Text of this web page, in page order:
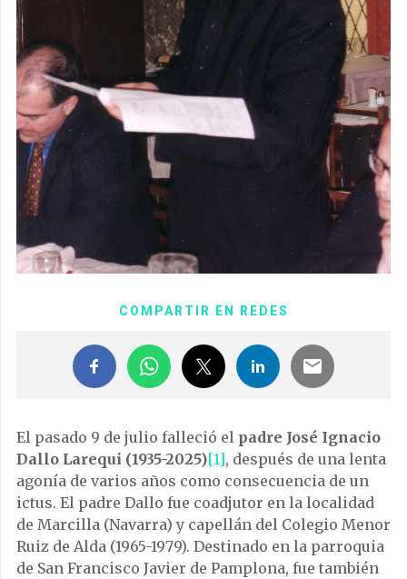
COMPARTIR EN REDES
El pasado 9 de julio falleció el padre José Ignacio
Dallo Larequi (1935-2025)[1], después de una lenta
agonía de varios años como consecuencia de un
ictus. El padre Dallo fue coadjutor en la localidad
de Marcilla (Navarra) y capellán del Colegio Menor
Ruiz de Alda (1965-1979). Destinado en la parroquia
de San Francisco Javier de Pamplona, fue también